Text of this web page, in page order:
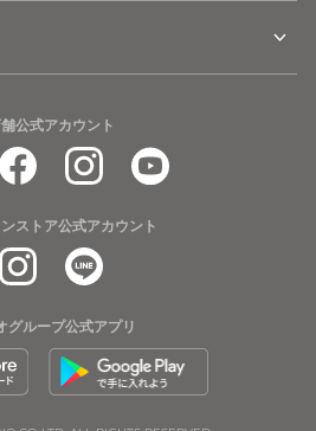
公式アカウント
ストア公式アカウント
グループ公式アプリ